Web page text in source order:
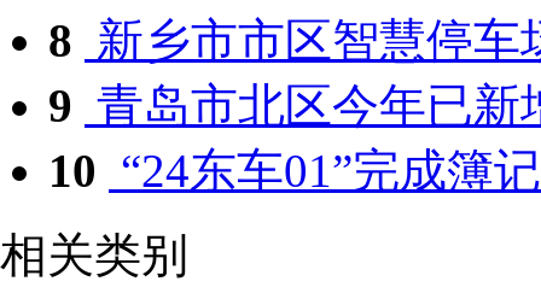
8 新乡市市区智慧停车
9 青岛市北区今年已新
10 “24东车01”完成簿
相关类别